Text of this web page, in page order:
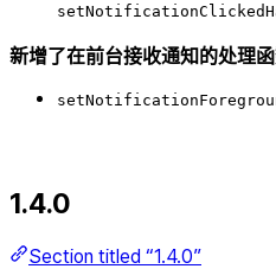
新增了在前台接收通知的处理
1.4.0
Section titled “1.4.0”